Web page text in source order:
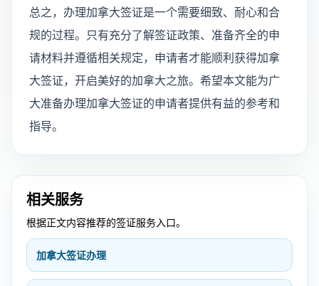
总之，办理加拿大签证是一个需要细致、耐心和合
规的过程。只有充分了解签证政策、准备齐全的申
请材料并遵循相关规定，申请者才能顺利获得加拿
大签证，开启美好的加拿大之旅。希望本文能为广
大准备办理加拿大签证的申请者提供有益的参考和
指导。
相关服务
根据正文内容推荐的签证服务入口。
加拿大签证办理